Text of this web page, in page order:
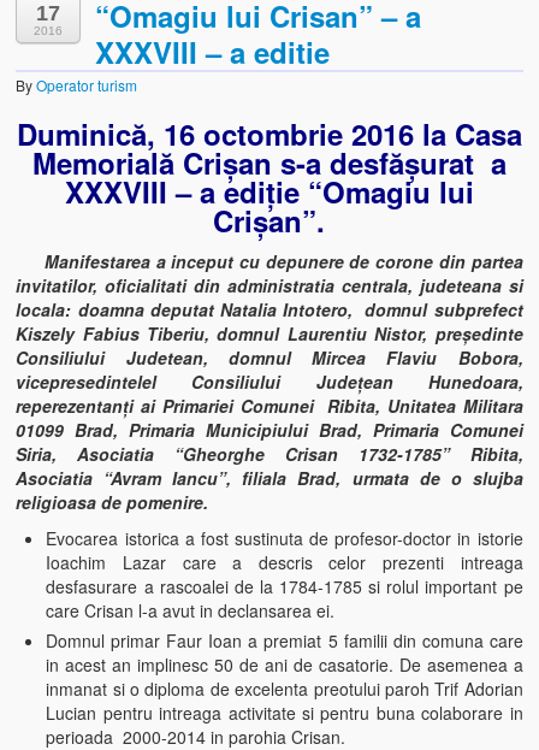
Biserica Ortodoxă „Sf. Nicolae” din Dumbrava de Sus
Biserica Ortodoxă „Adormirea Maicii Domnului” din
CASA MEMORIALĂ CRIŞAN
Casa memorială „Vlaicu Bârna” din Crişan
Casa Muzeu „Lada de Zestre” din Ribiţa
REZERVAŢIA NATURALĂ SPEOLOGICĂ CHEILE
Obiective Turistice din Vecinătate
Folclor
Folclor, Datini şi Obiceiuri
Obiceiuri locale și legende
Ultimul meşter de fluiere din Zarand
Informații utile
Informații despre comuna Ribița
Cazare
Telefoane şi Adrese Utile
17
2016
“Omagiu lui Crisan” – a
XXXVIII – a editie
ByOperator turism
Duminică, 16 octombrie 2016 la Casa
Memorială Crișan s-a desfășurat a
XXXVIII – a ediție “Omagiu lui
Crișan”.
Manifestarea a inceput cu depunere de corone din partea
invitatilor, oficialitati din administratia centrala, judeteana si
locala: doamna deputat Natalia Intotero, domnul subprefect
Kiszely Fabius Tiberiu, domnul Laurentiu Nistor, președinte
Consiliului Judetean, domnul Mircea Flaviu Bobora,
vicepresedintelel Consiliului Județean Hunedoara,
reperezentanți ai Primariei Comunei Ribita, Unitatea Militara
01099 Brad, Primaria Municipiului Brad, Primaria Comunei
Siria, Asociatia “Gheorghe Crisan 1732-1785” Ribita,
Asociatia “Avram Iancu”, filiala Brad, urmata de o slujba
religioasa de pomenire.
Evocarea istorica a fost sustinuta de profesor-doctor in istorie
Ioachim Lazar care a descris celor prezenti intreaga
desfasurare a rascoalei de la 1784-1785 si rolul important pe
care Crisan l-a avut in declansarea ei.
Domnul primar Faur Ioan a premiat 5 familii din comuna care
in acest an implinesc 50 de ani de casatorie. De asemenea a
inmanat si o diploma de excelenta preotului paroh Trif Adorian
Lucian pentru intreaga activitate si pentru buna colaborare in
perioada 2000-2014 in parohia Crisan.